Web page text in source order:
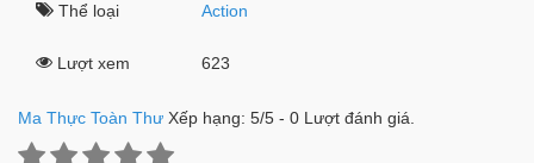
Thể loại Action
Lượt xem 623
Ma Thực Toàn Thư Xếp hạng: 5/5 - 0 Lượt đánh giá.